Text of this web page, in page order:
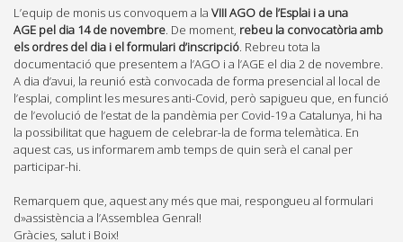
L’equip de monis us convoquem a la VIII AGO de l’Esplai i a una
AGE pel dia 14 de novembre . De moment, rebeu la convocatòria amb
els ordres del dia i el formulari d’inscripció . Rebreu tota la
documentació que presentem a l’AGO i a l’AGE el dia 2 de novembre.
A dia d’avui, la reunió està convocada de forma presencial al local de
l’esplai, complint les mesures anti-Covid, però sapigueu que, en funció
de l’evolució de l’estat de la pandèmia per Covid-19 a Catalunya, hi ha
la possibilitat que haguem de celebrar-la de forma telemàtica. En
aquest cas, us informarem amb temps de quin serà el canal per
participar-hi.
Remarquem que, aquest any més que mai, respongueu al formulari
d»assistència a l’Assemblea Genral!
Gràcies, salut i Boix!